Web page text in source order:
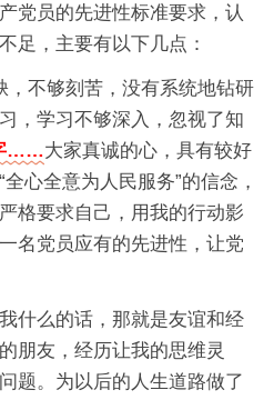
党员的先进性标准要求，认
足，主要有以下几点：
，不够刻苦，没有系统地钻研
，学习不够深入，忽视了知
……大家真诚的心，具有较好
心全意为人民服务”的信念，
格要求自己，用我的行动影
名党员应有的先进性，让党
什么的话，那就是友谊和经
朋友，经历让我的思维灵
题。为以后的人生道路做了